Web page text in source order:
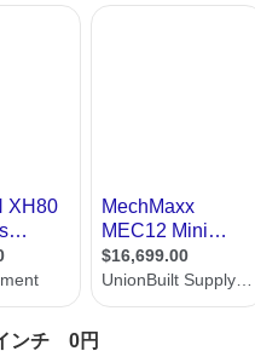
ンチ 0円